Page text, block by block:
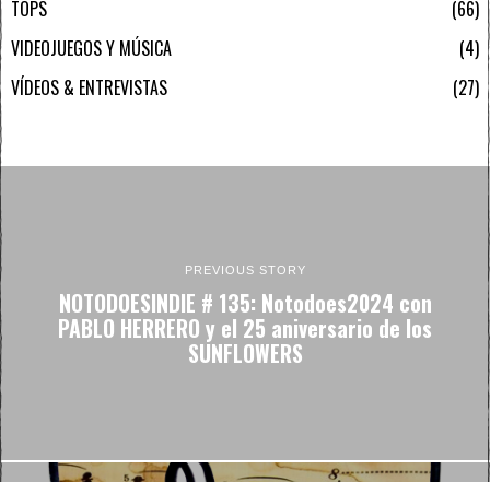
TOPS
66
VIDEOJUEGOS Y MÚSICA
4
VÍDEOS & ENTREVISTAS
27
PREVIOUS STORY
NOTODOESINDIE # 135: Notodoes2024 con
PABLO HERRERO y el 25 aniversario de los
SUNFLOWERS